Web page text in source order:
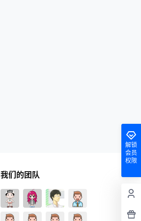
解锁
会员
权限
我们的团队